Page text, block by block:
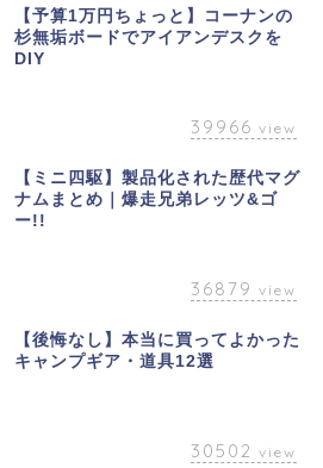
【予算1万円ちょっと】コーナンの
杉無垢ボードでアイアンデスクを
DIY
39966 view
【ミニ四駆】製品化された歴代マグ
ナムまとめ｜爆走兄弟レッツ&ゴ
ー!!
36879 view
【後悔なし】本当に買ってよかった
キャンプギア・道具12選
30502 view